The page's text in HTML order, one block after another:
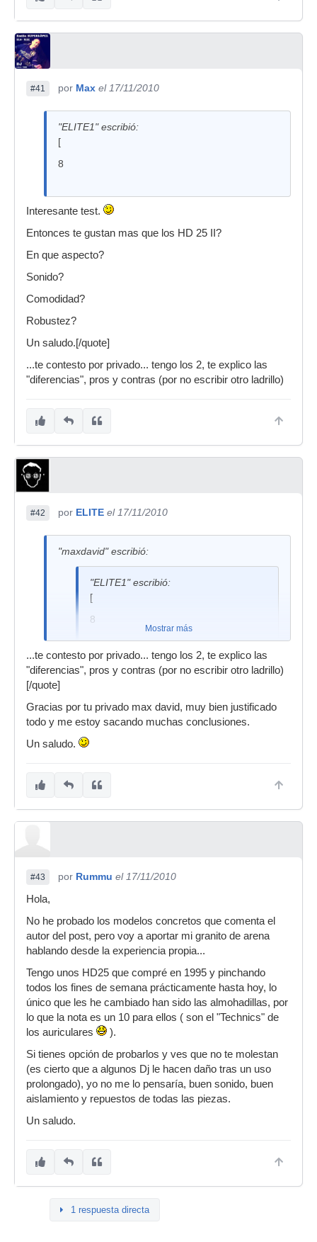
...también los tienes aquí:
#41 por Max el 17/11/2010
"ELITE1" escribió:
[
8
Interesante test.
Entonces te gustan mas que los HD 25 II?
En que aspecto?
Sonido?
Comodidad?
Robustez?
Un saludo.[/quote]
...te contesto por privado... tengo los 2, te explico las
"diferencias", pros y contras (por no escribir otro ladrillo)
#42 por ELITE el 17/11/2010
"maxdavid" escribió:
"ELITE1" escribió:
[
8
Interesante test.
Entonces te gustan mas que los HD 25 II?
En que aspecto?
Mostrar más
...te contesto por privado... tengo los 2, te explico las
"diferencias", pros y contras (por no escribir otro ladrillo)
[/quote]
Gracias por tu privado max david, muy bien justificado
todo y me estoy sacando muchas conclusiones.
Un saludo.
#43 por Rummu el 17/11/2010
Hola,
No he probado los modelos concretos que comenta el
autor del post, pero voy a aportar mi granito de arena
hablando desde la experiencia propia...
Tengo unos HD25 que compré en 1995 y pinchando
todos los fines de semana prácticamente hasta hoy, lo
único que les he cambiado han sido las almohadillas, por
lo que la nota es un 10 para ellos ( son el "Technics" de
los auriculares
).
Si tienes opción de probarlos y ves que no te molestan
(es cierto que a algunos Dj le hacen daño tras un uso
prolongado), yo no me lo pensaría, buen sonido, buen
aislamiento y repuestos de todas las piezas.
Un saludo.
1 respuesta directa